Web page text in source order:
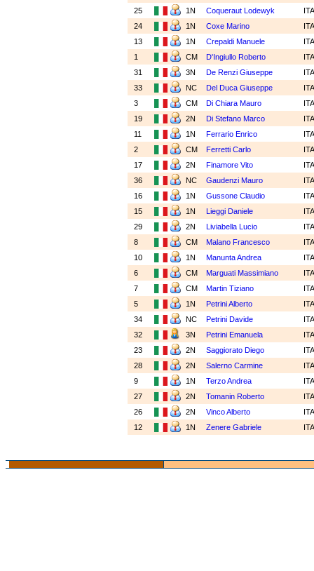
25
1N Coqueraut Lodewyk
24
1N Coxe Marino
13
1N Crepaldi Manuele
1
CM D'Ingiullo Roberto
31
3N De Renzi Giuseppe
33
NC Del Duca Giuseppe
3
CM Di Chiara Mauro
19
2N Di Stefano Marco
11
1N Ferrario Enrico
2
CM Ferretti Carlo
17
2N Finamore Vito
36
NC Gaudenzi Mauro
16
1N Gussone Claudio
15
1N Lieggi Daniele
29
2N Liviabella Lucio
8
CM Malano Francesco
10
1N Manunta Andrea
6
CM Marguati Massimiano
7
CM Martin Tiziano
5
1N Petrini Alberto
34
NC Petrini Davide
32
3N Petrini Emanuela
23
2N Saggiorato Diego
28
2N Salerno Carmine
9
1N Terzo Andrea
27
2N Tomanin Roberto
26
2N Vinco Alberto
12
1N Zenere Gabriele